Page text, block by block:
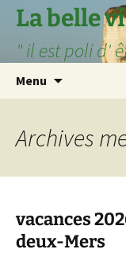
Aller
contenu
La belle
" il est poli d'
Menu
Archives
vacances
deux-Mers